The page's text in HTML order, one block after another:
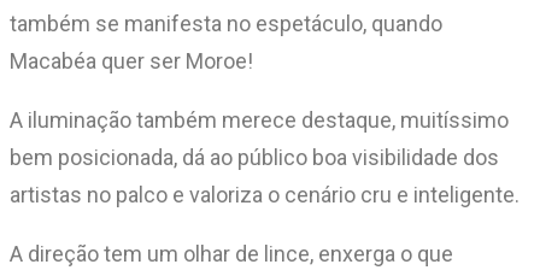
também se manifesta no espetáculo, quando
Macabéa quer ser Moroe!
A iluminação também merece destaque, muitíssimo
bem posicionada, dá ao público boa visibilidade dos
artistas no palco e valoriza o cenário cru e inteligente.
A direção tem um olhar de lince, enxerga o que